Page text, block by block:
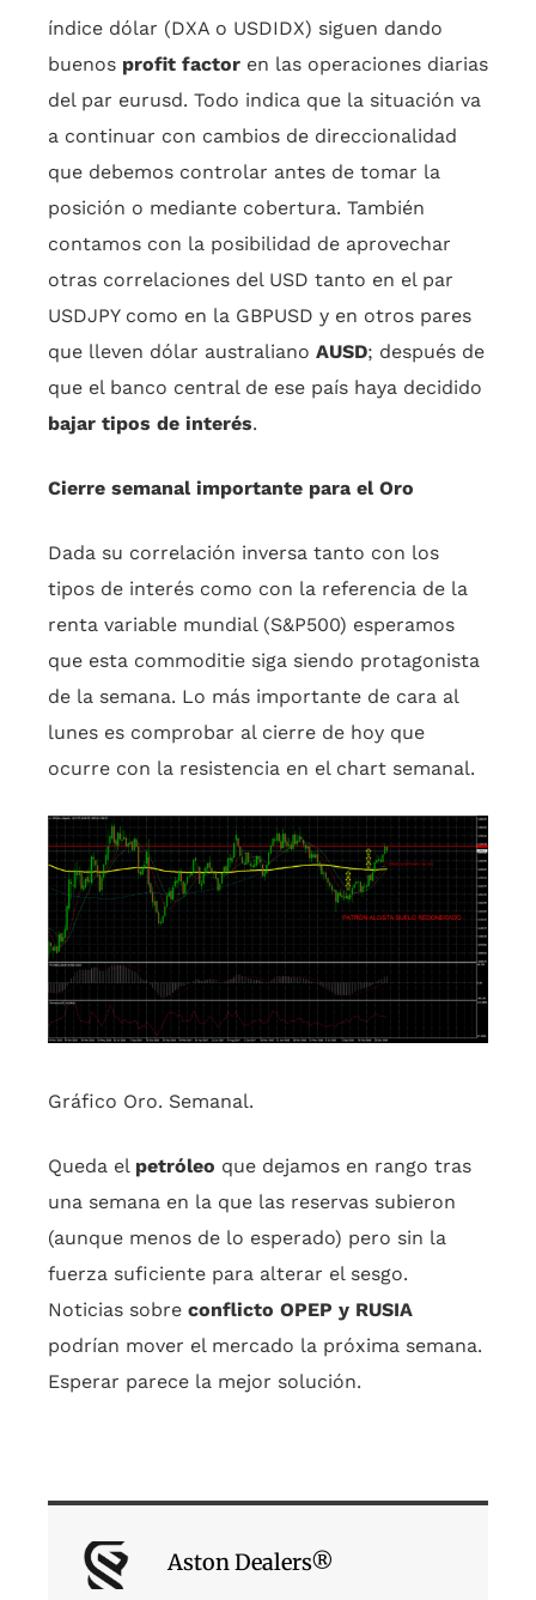
índice dólar (DXA o USDIDX) siguen dando
buenos profit factor en las operaciones diarias
del par eurusd. Todo indica que la situación va
a continuar con cambios de direccionalidad
que debemos controlar antes de tomar la
posición o mediante cobertura. También
contamos con la posibilidad de aprovechar
otras correlaciones del USD tanto en el par
USDJPY como en la GBPUSD y en otros pares
que lleven dólar australiano AUSD; después de
que el banco central de ese país haya decidido
bajar tipos de interés.
Cierre semanal importante para el Oro
Dada su correlación inversa tanto con los
tipos de interés como con la referencia de la
renta variable mundial (S&P500) esperamos
que esta commoditie siga siendo protagonista
de la semana. Lo más importante de cara al
lunes es comprobar al cierre de hoy que
ocurre con la resistencia en el chart semanal.
Gráfico Oro. Semanal.
Queda el petróleo que dejamos en rango tras
una semana en la que las reservas subieron
(aunque menos de lo esperado) pero sin la
fuerza suficiente para alterar el sesgo.
Noticias sobre conflicto OPEP y RUSIA
podrían mover el mercado la próxima semana.
Esperar parece la mejor solución.
Aston Dealers®